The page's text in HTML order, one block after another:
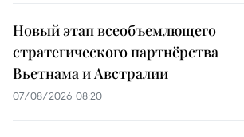
Новый этап всеобъемлющего
стратегического партнёрства
Вьетнама и Австралии
07/08/2026 08:20